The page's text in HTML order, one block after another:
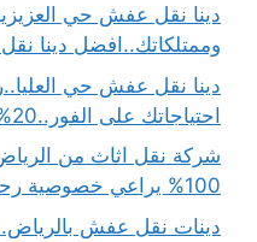
وممتلكاتك..افضل دينا
دينا نقل عفش حي
احتياجاتك على الفور..20% خصم
شركة نقل اثاث من
100% يراعي خصوصية رحلتك وأغراضك
دينات نقل عفش